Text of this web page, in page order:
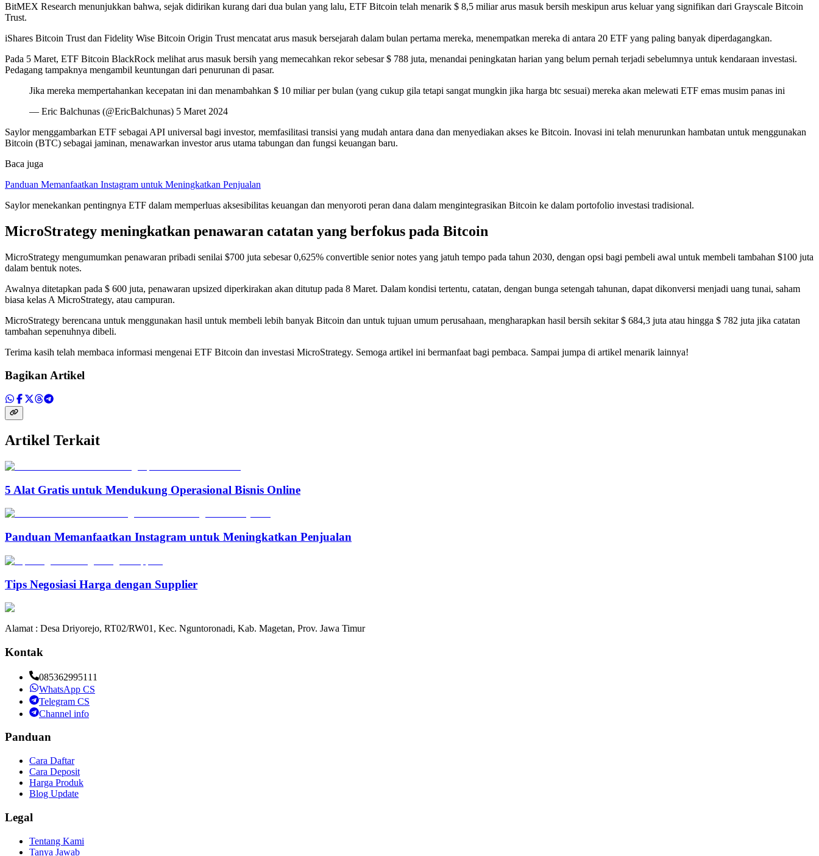
BitMEX Research menunjukkan bahwa, sejak didirikan kurang dari dua bulan yang lalu, ETF Bitcoin telah menarik $ 8,5 miliar arus masuk bersih meskipun arus keluar yang signifikan dari Grayscale Bitcoin
Trust.
iShares Bitcoin Trust dan Fidelity Wise Bitcoin Origin Trust mencatat arus masuk bersejarah dalam bulan pertama mereka, menempatkan mereka di antara 20 ETF yang paling banyak diperdagangkan.
Pada 5 Maret, ETF Bitcoin BlackRock melihat arus masuk bersih yang memecahkan rekor sebesar $ 788 juta, menandai peningkatan harian yang belum pernah terjadi sebelumnya untuk kendaraan investasi.
Pedagang tampaknya mengambil keuntungan dari penurunan di pasar.
Jika mereka mempertahankan kecepatan ini dan menambahkan $ 10 miliar per bulan (yang cukup gila tetapi sangat mungkin jika harga btc sesuai) mereka akan melewati ETF emas musim panas ini
— Eric Balchunas (@EricBalchunas) 5 Maret 2024
Saylor menggambarkan ETF sebagai API universal bagi investor, memfasilitasi transisi yang mudah antara dana dan menyediakan akses ke Bitcoin. Inovasi ini telah menurunkan hambatan untuk menggunakan
Bitcoin (BTC) sebagai jaminan, menawarkan investor arus utama tabungan dan fungsi keuangan baru.
Baca juga
Panduan Memanfaatkan Instagram untuk Meningkatkan Penjualan
Saylor menekankan pentingnya ETF dalam memperluas aksesibilitas keuangan dan menyoroti peran dana dalam mengintegrasikan Bitcoin ke dalam portofolio investasi tradisional.
MicroStrategy meningkatkan penawaran catatan yang berfokus pada Bitcoin
MicroStrategy mengumumkan penawaran pribadi senilai $700 juta sebesar 0,625% convertible senior notes yang jatuh tempo pada tahun 2030, dengan opsi bagi pembeli awal untuk membeli tambahan $100 juta
dalam bentuk notes.
Awalnya ditetapkan pada $ 600 juta, penawaran upsized diperkirakan akan ditutup pada 8 Maret. Dalam kondisi tertentu, catatan, dengan bunga setengah tahunan, dapat dikonversi menjadi uang tunai, saham
biasa kelas A MicroStrategy, atau campuran.
MicroStrategy berencana untuk menggunakan hasil untuk membeli lebih banyak Bitcoin dan untuk tujuan umum perusahaan, mengharapkan hasil bersih sekitar $ 684,3 juta atau hingga $ 782 juta jika catatan
tambahan sepenuhnya dibeli.
Terima kasih telah membaca informasi mengenai ETF Bitcoin dan investasi MicroStrategy. Semoga artikel ini bermanfaat bagi pembaca. Sampai jumpa di artikel menarik lainnya!
Bagikan Artikel
Artikel Terkait
5 Alat Gratis untuk Mendukung Operasional Bisnis Online
Panduan Memanfaatkan Instagram untuk Meningkatkan Penjualan
Tips Negosiasi Harga dengan Supplier
Alamat : Desa Driyorejo, RT02/RW01, Kec. Nguntoronadi, Kab. Magetan, Prov. Jawa Timur
Kontak
085362995111
WhatsApp CS
Telegram CS
Channel info
Panduan
Cara Daftar
Cara Deposit
Harga Produk
Blog Update
Legal
Tentang Kami
Tanya Jawab